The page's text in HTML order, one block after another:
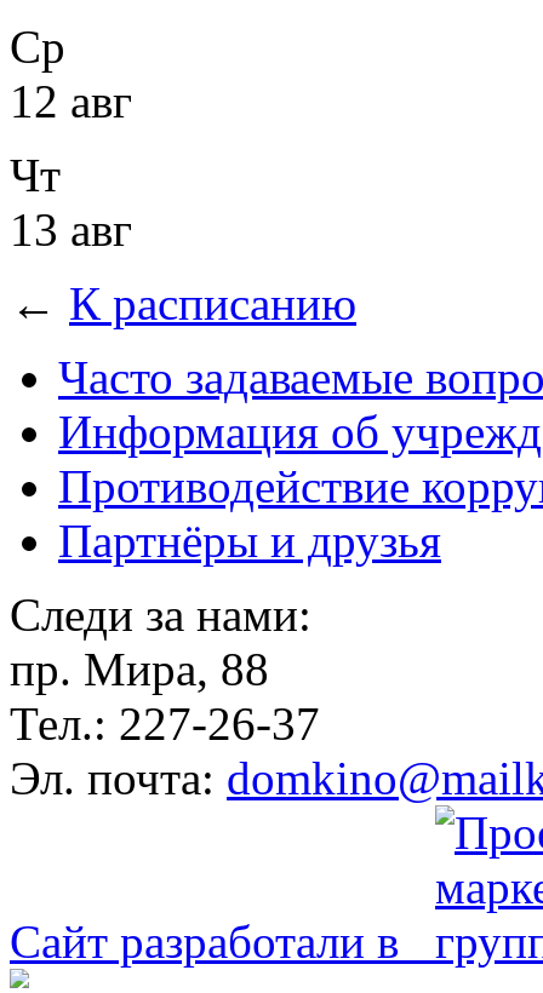
Ср
12 авг
Чт
13 авг
← К расписанию
Часто задаваемые
Информация об
Противодействие
Партнёры и друзья
Следи за нами:
пр. Мира, 88
Тел.: 227-26-37
Эл. почта:
Сайт разработали в